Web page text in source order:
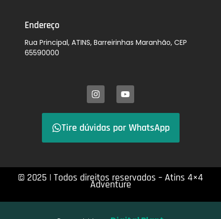
Endereço
Rua Principal, ATINS, Barreirinhas Maranhão, CEP
65590000
Tire dúvidas por WhatsApp
© 2025 | Todos direitos reservados – Atins 4×4
Adventure